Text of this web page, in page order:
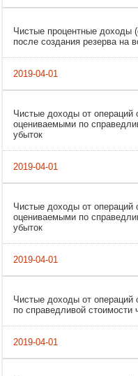
Чистые процентные доходы
после создания резерва на
Чистые доходы от
оцениваемыми по
убыток
Чистые доходы от операций
оцениваемыми по
убыток
Чистые доходы от
по справедливой стоимости